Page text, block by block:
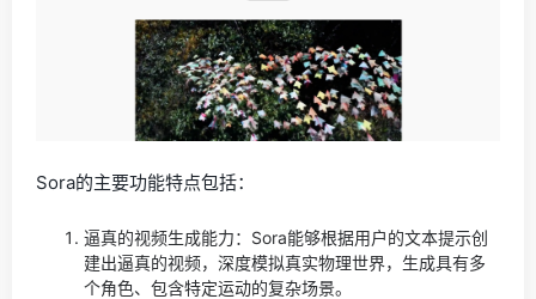
Sora的主要功能特点包括：
逼真的视频生成能力：Sora能够根据用户的文本提示创
建出逼真的视频，深度模拟真实物理世界，生成具有多
个角色、包含特定运动的复杂场景。